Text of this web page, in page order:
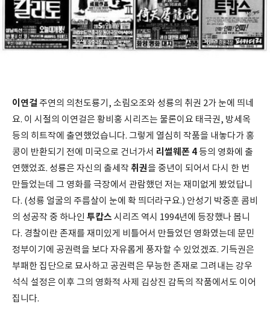
이연걸주연의 의천도룡기, 소림오조와 성룡의 취권 2가 눈에 띄네
요. 이 시절의 이연걸은 황비홍 시리즈는 물론이요 태극권, 방세옥
등의 히트작에 출연했었습니다. 그렇게 열심히 작품을 내놓다가 홍
콩이 반환되기 전에 미국으로 건너가서 리썰웨폰 4등의 영화에 출
연했었죠. 성룡은 자신의 출세작 취권을 중년이 되어서 다시 한 번
만들었는데 그 영화를 극장에서 관람했던 저는 재미없게 봤었답니
다. (성룡 얼굴의 주름살이 눈에 확 띄더라구요.) 안성기 박중훈 콤비
의 성공작 중 하나인 투캅스 시리즈 역시 1994년에 등장했나 봅니
다. 경찰이란 존재를 재미있게 비틀어서 만들었던 영화였는데 문민
정부이기에 공권력을 보다 자유롭게 풍자할 수 있었겠죠. 기득권은
부패한 집단으로 묘사하고 공권력은 무능한 존재로 그려내는 강우
석식 설정은 이후 그의 영화적 사제 김상진 감독의 작품에서도 이어
집니다.